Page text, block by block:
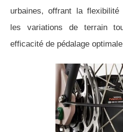
urbaines, offrant la
les variations de terrain
efficacité de pédalage